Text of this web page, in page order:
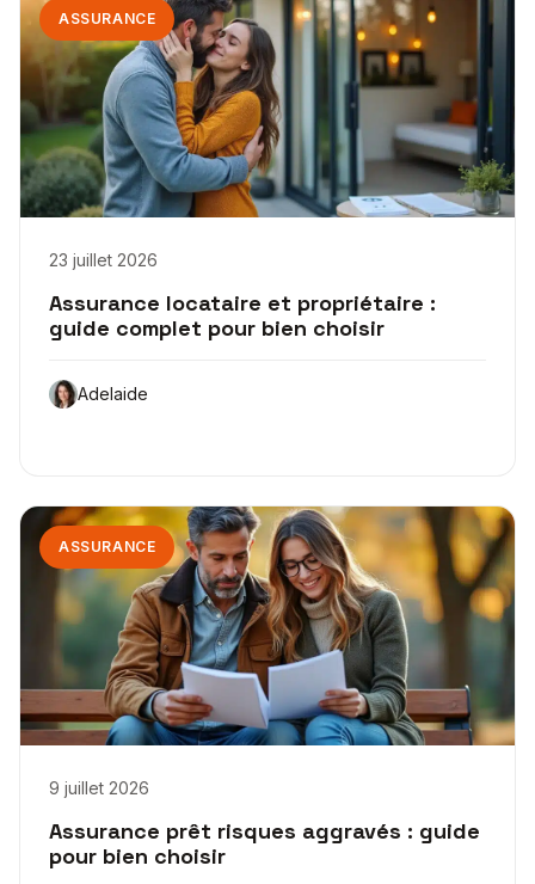
ASSURANCE
23 juillet 2026
Assurance locataire et propriétaire :
guide complet pour bien choisir
Adelaide
ASSURANCE
9 juillet 2026
Assurance prêt risques aggravés : guide
pour bien choisir